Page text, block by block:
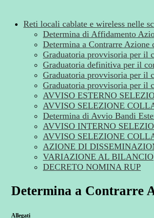
Reti locali cablate e wireless nelle
Determina di Affidamento
Determina a Contrarre Azione
Graduatoria provvisoria per il
Graduatoria definitiva per il
Graduatoria provvisoria per il
Graduatoria provvisoria per il
AVVISO ESTERNO
AVVISO SELEZIONE
Determina di Avvio Bandi
AVVISO INTERNO
AVVISO SELEZIONE
AZIONE DI
VARIAZIONE AL BILANCIO
DECRETO NOMINA RUP
Determina a Contrarre
Allegati